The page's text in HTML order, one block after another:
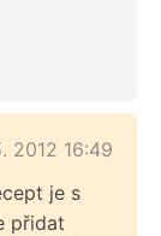
2012 16:49
je s
přidat